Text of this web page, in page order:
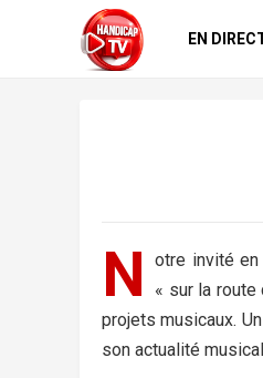
EN
N
otre invité en
« sur la
projets musicaux.
son actualité